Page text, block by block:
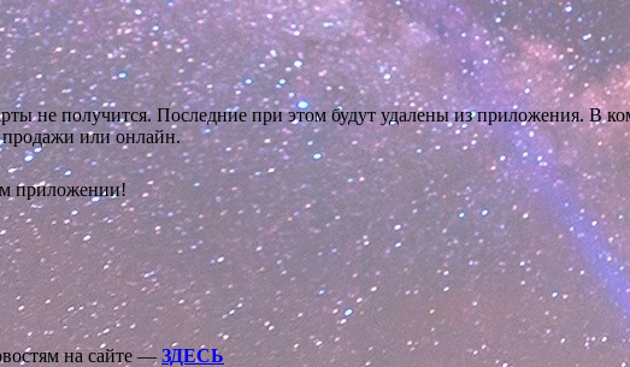
не получится. Последние при этом будут удалены из приложения. В
продажи или онлайн.
приложении!
на сайте — ЗДЕСЬ